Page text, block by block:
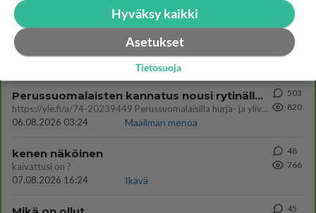
06.08.2026 16:54
Ikävä
Kuka melkein täysi-ikäinen hukkui?
Iisalmi
20
955
Perussuomalaisten kannatus nousi rytinällä Ylen tänään julkaisemassa tuoreimmassa gallup-kyselyssä.
https://yle.fi/a/74-20239449 Perussuomalaisilla hurja- ja ylivoimaisesti suurin nousu tässä uudessa Ylen gallupissa. Kyl
06.08.2026 03:24
Maailman menoa
503
820
kenen näköinen
kaivattusi on ?
07.08.2026 16:24
Ikävä
48
766
45
Hyväksy kaikki
Asetukset
Tietosuoja